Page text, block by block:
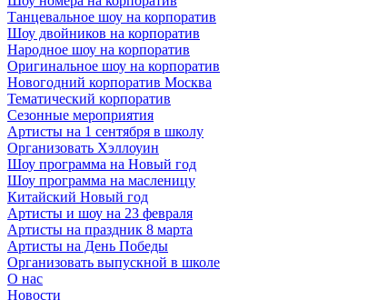
Танцевальное шоу на корпоратив
Шоу двойников на корпоратив
Народное шоу на корпоратив
Оригинальное шоу на корпоратив
Новогодний корпоратив Москва
Тематический корпоратив
Сезонные мероприятия
Артисты на 1 сентября в школу
Организовать Хэллоуин
Шоу программа на Новый год
Шоу программа на масленицу
Китайский Новый год
Артисты и шоу на 23 февраля
Артисты на праздник 8 марта
Артисты на День Победы
Организовать выпускной в школе
О нас
Новости